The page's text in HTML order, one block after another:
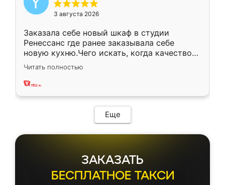
3 августа 2026
Заказала себе новый шкаф в студии
Ренессанс где ранее заказывала себе
новую кухню.Чего искать, когда качеством
вполне довольна. Служит кухня уже почти
два года, нареканий нет.
Читать полностью
Еще
ЗАКАЗАТЬ
БЕСПЛАТНОЕ ТАКСИ